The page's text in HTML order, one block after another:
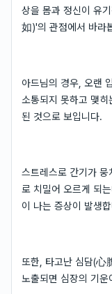
상을 몸과 정신이 유
如)'의 관점에서 바라
아드님의 경우, 오랜
소통되지 못하고 맺
된 것으로 보입니다.
스트레스로 간기가
로 치밀어 오르게 되
이 나는 증상이 발생
또한, 타고난 심담(心
노출되면 심장의 기운